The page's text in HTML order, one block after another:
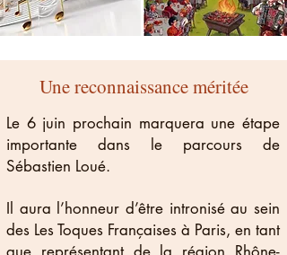
Une reconnaissance méritée
Le 6 juin prochain marquera une étape
importante dans le parcours de
Sébastien Loué.
Il aura l’honneur d’être intronisé au sein
des Les Toques Françaises à Paris, en tant